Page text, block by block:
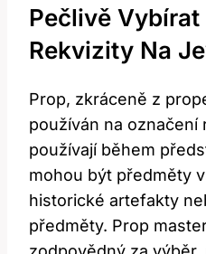
Pečlivě
Rekvizity Na
Prop, zkráceně z
používán na
používají během
mohou být předměty
historické artefakty
předměty. Prop